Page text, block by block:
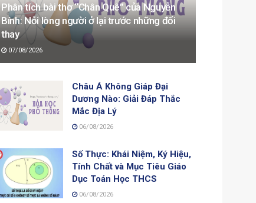
Phân tích bài thơ “Chân Quê” của Nguyễn
Bính: Nỗi lòng người ở lại trước những đổi
thay
07/08/2026
Châu Á Không Giáp Đại
Dương Nào: Giải Đáp Thắc
Mắc Địa Lý
06/08/2026
Số Thực: Khái Niệm, Ký Hiệu,
Tính Chất và Mục Tiêu Giáo
Dục Toán Học THCS
06/08/2026